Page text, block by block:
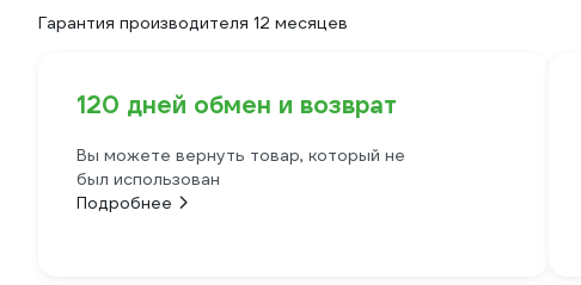
Гарантия производителя 12 месяцев
120 дней обмен и возврат
Вы можете вернуть товар, который не
был использован
Подробнее